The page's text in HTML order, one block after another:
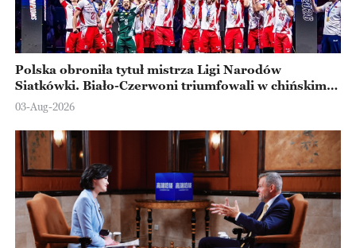
Polska obroniła tytuł mistrza Ligi Narodów
Siatkówki. Biało-Czerwoni triumfowali w chińskim
Ningbo
03-Aug-2026